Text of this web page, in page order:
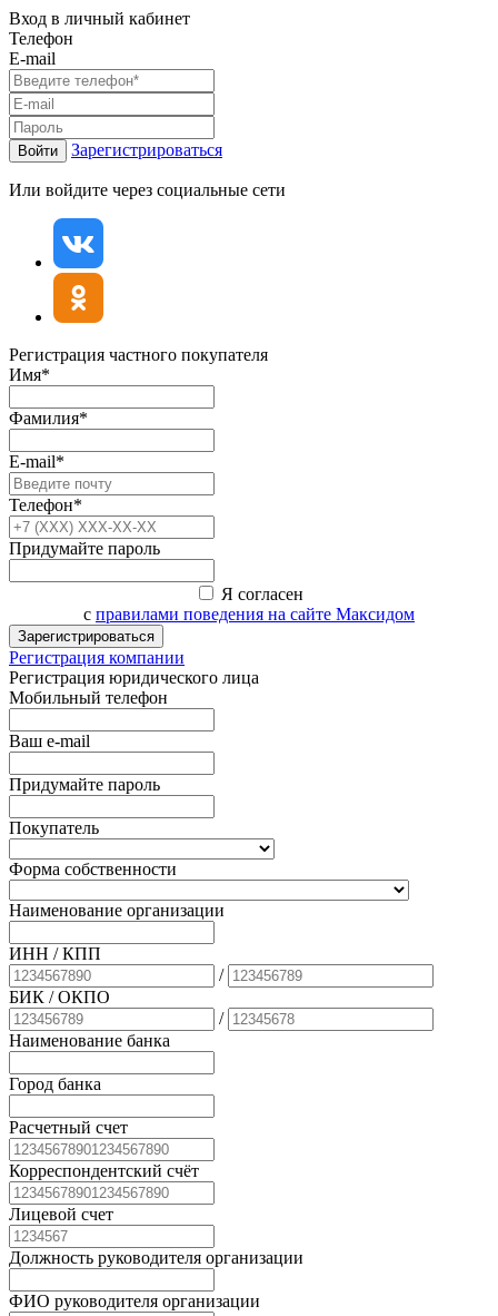
Вход в личный кабинет
Телефон
E-mail
Войти Зарегистрироваться
Или войдите через социальные сети
Регистрация частного покупателя
Имя*
Фамилия*
E-mail*
Телефон*
Придумайте пароль
Я согласен
с правилами поведения на сайте Максидом
Зарегистрироваться
Регистрация компании
Регистрация юридического лица
Мобильный телефон
Ваш e-mail
Придумайте пароль
Покупатель
Форма собственности
Наименование организации
ИНН / КПП
/
БИК / ОКПО
/
Наименование банка
Город банка
Расчетный счет
Корреспондентский счёт
Лицевой счет
Должность руководителя организации
ФИО руководителя организации